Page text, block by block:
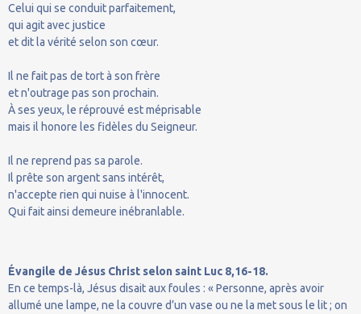
Celui qui se conduit parfaitement,
qui agit avec justice
et dit la vérité selon son cœur.
Il ne fait pas de tort à son frère
et n'outrage pas son prochain.
À ses yeux, le réprouvé est méprisable
mais il honore les fidèles du Seigneur.
Il ne reprend pas sa parole.
Il prête son argent sans intérêt,
n'accepte rien qui nuise à l'innocent.
Qui fait ainsi demeure inébranlable.
Évangile de Jésus Christ selon saint Luc 8,16-18.
En ce temps-là, Jésus disait aux foules : « Personne, après avoir
allumé une lampe, ne la couvre d’un vase ou ne la met sous le lit ; on